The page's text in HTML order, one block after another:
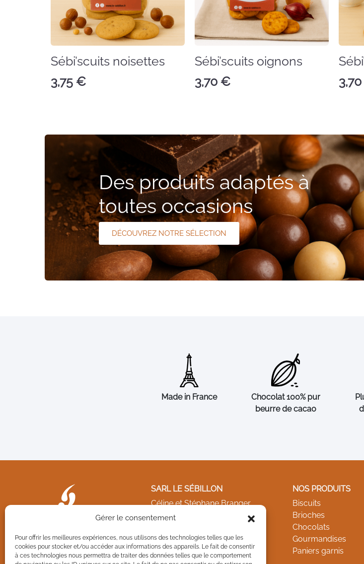
Gérer le consentement
Pour offrir les meilleures expériences, nous utilisons des technologies telles que les
cookies pour stocker et/ou accéder aux informations des appareils. Le fait de consentir
à ces technologies nous permettra de traiter des données telles que le comportement
Sébi’scuits noisettes
3,75 €
Sébi’scuits oignons
3,70 €
3,70
Des produits adaptés à
toutes occasions
DÉCOUVREZ NOTRE SÉLECTION
Made in France
Chocolat 100% pur
beurre de cacao
SARL LE SÉBILLON
Céline et Stéphane Branger
26 rue d'Anjou Landemont
NOS PRODUITS
Biscuits
Brioches
Chocolats
Gourmandises
Paniers garnis